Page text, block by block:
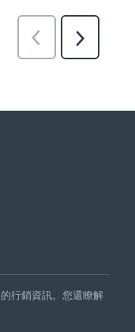
行銷資訊。您還瞭解